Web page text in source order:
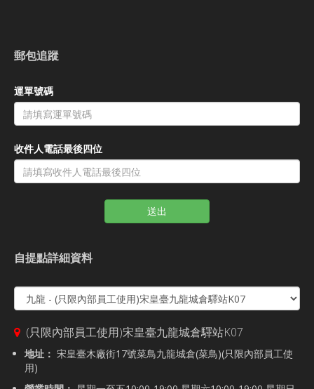
郵包追蹤
運單號碼
收件人電話最後四位
送出
自提點詳細資料
(只限內部員工使用)宋皇臺九龍城倉驛站K07
地址： 宋皇臺木廠街17號菜鳥九龍城倉(菜鳥)(只限內部員工使
用)